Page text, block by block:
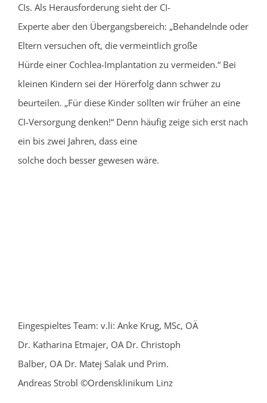
CIs. Als Herausforderung sieht der CI-
Experte aber den Übergangsbereich: „Behandelnde oder
Eltern versuchen oft, die vermeintlich große
Hürde einer Cochlea-Implantation zu vermeiden.“ Bei
kleinen Kindern sei der Hörerfolg dann schwer zu
beurteilen. „Für diese Kinder sollten wir früher an eine
CI-Versorgung denken!“ Denn häufig zeige sich erst nach
ein bis zwei Jahren, dass eine
solche doch besser gewesen wäre.
Eingespieltes Team: v.li: Anke Krug, MSc, OÄ
Dr. Katharina Etmajer, OA Dr. Christoph
Balber, OA Dr. Matej Salak und Prim.
Andreas Strobl ©Ordensklinikum Linz